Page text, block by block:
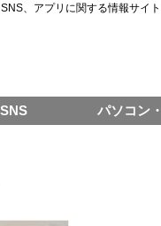
、アプリに関する情報サイ
SNS パソコン